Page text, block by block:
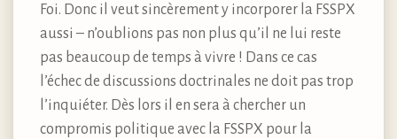
Foi. Donc il veut sincèrement y incorporer la FSSPX
aussi – n’oublions pas non plus qu’il ne lui reste
pas beaucoup de temps à vivre ! Dans ce cas
l’échec de discussions doctrinales ne doit pas trop
l’inquiéter. Dès lors il en sera à chercher un
compromis politique avec la FSSPX pour la